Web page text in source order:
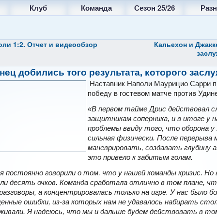
Клуб Команда Сезон 25/26
1:2. Отчет и видеообзор
Кальехон и
добились того результата, которого
Наставник Наполи Маурицио Сарри
победу в гостевом матче против
«В первом тайме Дрис действовал
защитникам соперника, и в итоге у
проблемы ввиду того, что оборона у
сильная физически. После
маневрировать, создавать глубину
это привело к забитым голам.
постоянно говорили о том, что у нашей команды кризис. Но
десять очков. Команда сработала отлично в том плане,
а концентрировалась только на игре. У нас было
ошибки, из-за которых нам не удавалось набирать
Я надеюсь, что мы и дальше будем действовать в